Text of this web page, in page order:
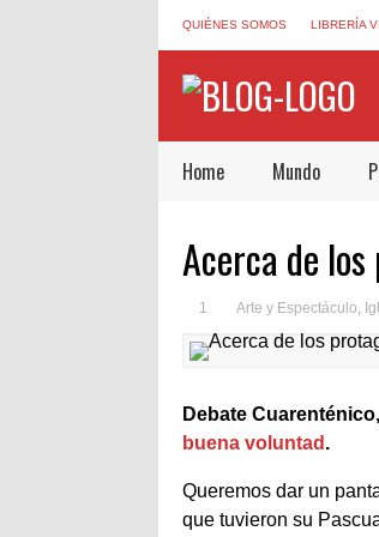
QUIÉNES SOMOS LIBRERÍA
Home Mundo
Acerca de
1 Arte y Espectáculo,
Debate
buena voluntad .
Queremos dar un
que tuvieron su